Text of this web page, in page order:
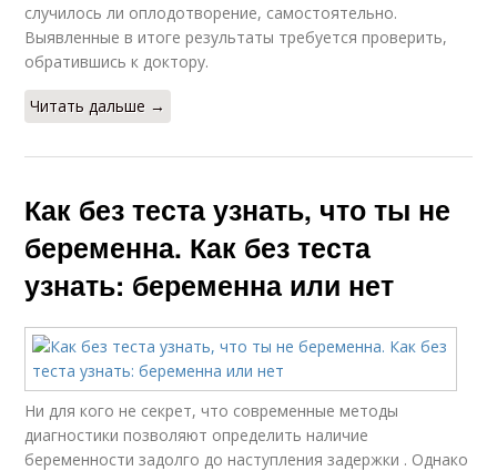
случилось ли оплодотворение, самостоятельно.
Выявленные в итоге результаты требуется проверить,
обратившись к доктору.
Читать дальше →
Как без теста узнать, что ты не
беременна. Как без теста
узнать: беременна или нет
Ни для кого не секрет, что современные методы
диагностики позволяют определить наличие
беременности задолго до наступления задержки . Однако